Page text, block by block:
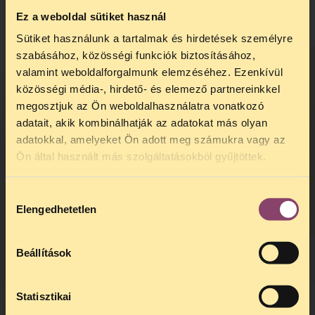
Ez a weboldal sütiket használ
Sütiket használunk a tartalmak és hirdetések személyre
szabásához, közösségi funkciók biztosításához,
valamint weboldalforgalmunk elemzéséhez. Ezenkívül
közösségi média-, hirdető- és elemező partnereinkkel
megosztjuk az Ön weboldalhasználatra vonatkozó
adatait, akik kombinálhatják az adatokat más olyan
adatokkal, amelyeket Ön adott meg számukra vagy az
Ön által használt más szolgáltatásokból gyűjtöttek.
kiválasztása
Elengedhetetlen
Beállítások
Statisztikai
érinti?
Közérdekű közleményt vagy társadalmi
célú hirdetést azért lehet feladni
LMBTQ+ témában?
Akkor csak sima reklámként, piaci áron
lehet LMBTQ+-témájú hirdetést feladni
vagy közleményt megjelentetni?
szabályokat megsérti?
2024. január 19, péntek
TELEFONOS JOGSEGÉLY
SZÜNET!
hogytelefonos jogsegélyünk július 27 és
kedden, 13 és 15 óra között lesz
alatt is elér minket.